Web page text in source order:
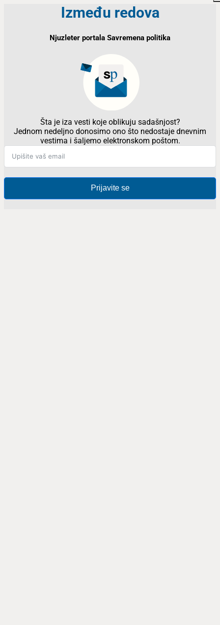
Između redova
Njuzleter portala Savremena politika
Šta je iza vesti koje oblikuju sadašnjost?
Jednom nedeljno donosimo ono što nedostaje dnevnim
vestima i šaljemo elektronskom poštom.
Prijavite se